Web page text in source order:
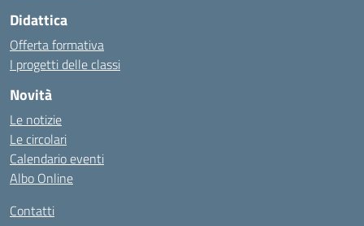
Didattica
Offerta formativa
I progetti delle classi
Novità
Le notizie
Le circolari
Calendario eventi
Albo Online
Contatti